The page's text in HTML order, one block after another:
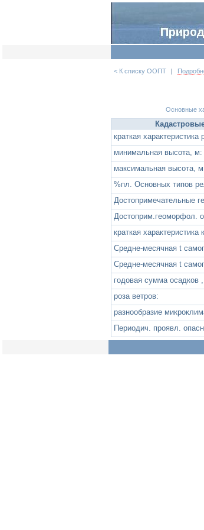
< К списку ООПТ |
Основные
краткая характеристика
минимальная высота, м:
максимальная высота,
%пл. Основных типов
Достопримечательные
Достоприм.геоморфол.
краткая характеристика
Средне-месячная t
Средне-месячная t
годовая сумма осадков
роза ветров:
разнообразие
Периодич. проявл.